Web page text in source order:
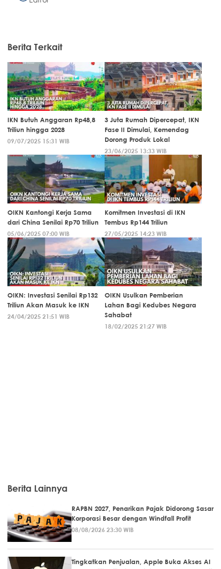
Berita Terkait
IKN Butuh Anggaran Rp48,8
Triliun hingga 2028
09/07/2025 15:31 WIB
3 Juta Rumah Dipercepat, IKN
Fase II Dimulai, Kemendag
Dorong Produk Lokal
23/06/2025 13:33 WIB
OIKN Kantongi Kerja Sama
dari China Senilai Rp70 Triliun
05/06/2025 07:00 WIB
Komitmen Investasi di IKN
Tembus Rp144 Triliun
27/05/2025 14:23 WIB
OIKN: Investasi Senilai Rp132
Triliun Akan Masuk ke IKN
24/04/2025 21:51 WIB
OIKN Usulkan Pemberian
Lahan Bagi Kedubes Negara
Sahabat
18/02/2025 21:27 WIB
Berita Lainnya
RAPBN 2027, Penarikan Pajak Didorong Sasar
Korporasi Besar dengan Windfall Profit
08/08/2026 23:30 WIB
Tingkatkan Penjualan, Apple Buka Akses AI